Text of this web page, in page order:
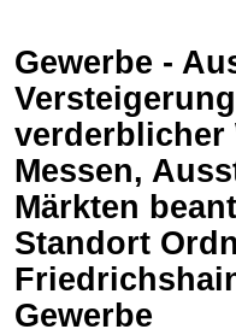
Gewerbe -
verderblicher
Messen,
Märkten
Standort
Gewerbe